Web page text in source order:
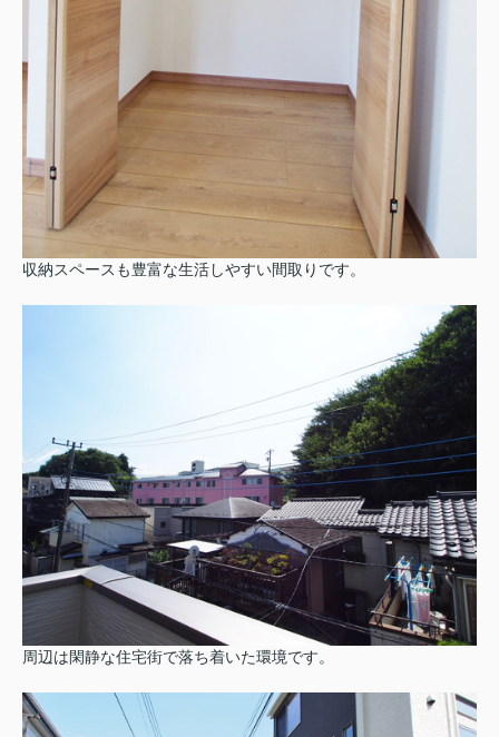
収納スペースも豊富な生活しやすい間取りです。
周辺は閑静な住宅街で落ち着いた環境です。